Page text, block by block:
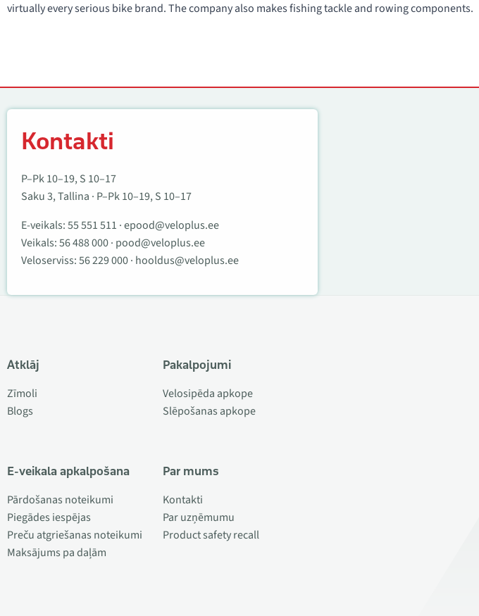
virtually every serious bike brand. The company also makes fishing tackle and rowing components.
Kontakti
P–Pk 10–19, S 10–17
Saku 3, Tallina · P–Pk 10–19, S 10–17
E-veikals:55 551 511 ·epood@veloplus.ee
Veikals:56 488 000· pood@veloplus.ee
Veloserviss:56 229 000· hooldus@veloplus.ee
Atklāj
Zīmoli
Blogs
E-veikala apkalpošana
Pārdošanas noteikumi
Piegādes iespējas
Preču atgriešanas noteikumi
Maksājums pa daļām
Pakalpojumi
Velosipēda apkope
Slēpošanas apkope
Par mums
Kontakti
Par uzņēmumu
Product safety recall